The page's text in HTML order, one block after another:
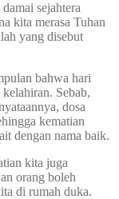
sejahtera
kita merasa Tuhan
yang disebut
bahwa hari
Sebab,
dosa
kematian
dengan nama baik.
kita juga
orang boleh
di rumah duka.